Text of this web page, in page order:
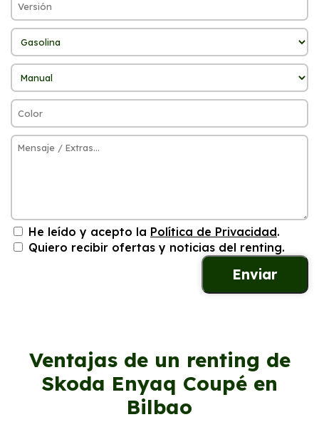
He leído y acepto la Política de Privacidad.
Quiero recibir ofertas y noticias del renting.
Ventajas de un renting de
Skoda Enyaq Coupé en
Bilbao